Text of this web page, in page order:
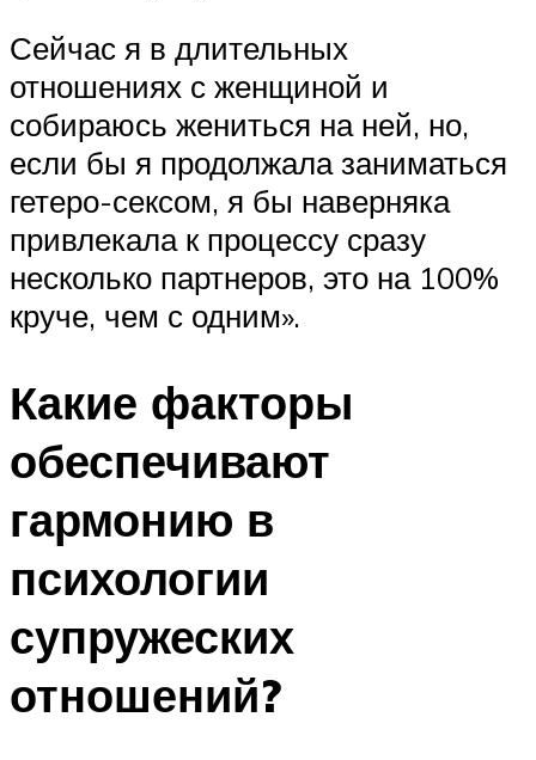
Сейчас я в длительных
отношениях с женщиной и
собираюсь жениться на ней, но,
если бы я продолжала заниматься
гетеро-сексом, я бы наверняка
привлекала к процессу сразу
несколько партнеров, это на 100%
круче, чем с одним».
Какие факторы
обеспечивают
гармонию в
психологии
супружеских
отношений?